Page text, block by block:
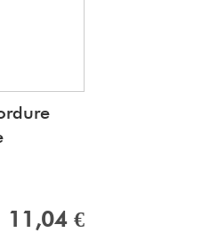
11,04 €